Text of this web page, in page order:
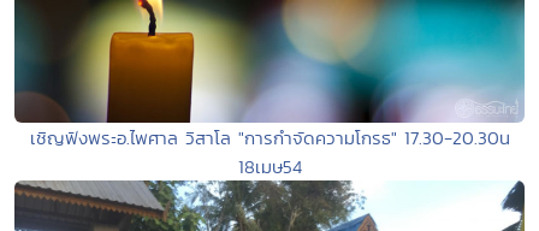
เชิญฟังพระอ.ไพศาล วิสาโล "การกำจัดความโกรธ" 17.30-20.30น
18เมษ54